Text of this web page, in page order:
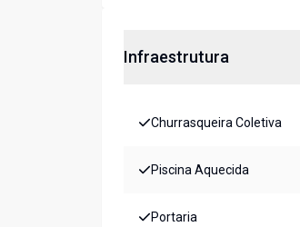
Infraestrutura
Churrasqueira Coletiva
Piscina Aquecida
Portaria